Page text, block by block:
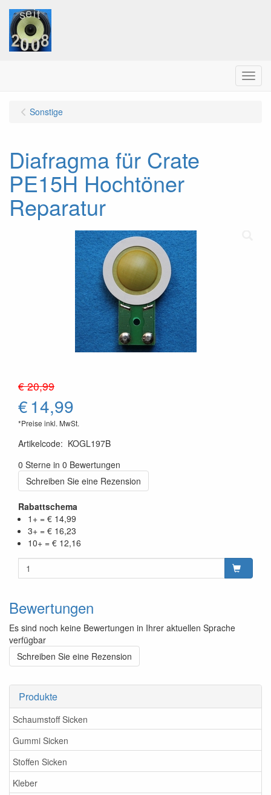
Menu
Produkte
Schaumstoff Sicken
Gummi Sicken
Stoffen Sicken
Kleber
Sonstige
Diafragma für Crate
PE15H Hochtöner
Reparatur
€ 20,99
€14,99
*Preise inkl. MwSt.
Artikelcode: KOGL197B
0 Sterne in 0 Bewertungen
Schreiben Sie eine Rezension
Rabattschema
1+ = € 14,99
3+ = € 16,23
10+ = € 12,16
Bewertungen
Es sind noch keine Bewertungen in Ihrer aktuellen Sprache
verfügbar
Schreiben Sie eine Rezension